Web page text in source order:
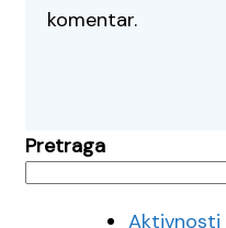
komentar.
Pretraga
Aktivnosti